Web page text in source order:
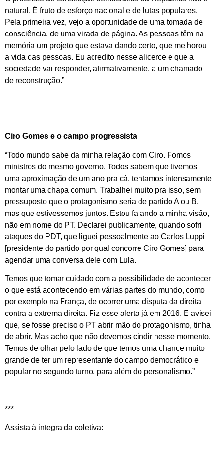
natural. É fruto de esforço nacional e de lutas populares.
Pela primeira vez, vejo a oportunidade de uma tomada de
consciência, de uma virada de página. As pessoas têm na
memória um projeto que estava dando certo, que melhorou
a vida das pessoas. Eu acredito nesse alicerce e que a
sociedade vai responder, afirmativamente, a um chamado
de reconstrução.”
Ciro Gomes e o campo progressista
“Todo mundo sabe da minha relação com Ciro. Fomos
ministros do mesmo governo. Todos sabem que tivemos
uma aproximação de um ano pra cá, tentamos intensamente
montar uma chapa comum. Trabalhei muito pra isso, sem
pressuposto que o protagonismo seria de partido A ou B,
mas que estívessemos juntos. Estou falando a minha visão,
não em nome do PT. Declarei publicamente, quando sofri
ataques do PDT, que liguei pessoalmente ao Carlos Luppi
[presidente do partido por qual concorre Ciro Gomes] para
agendar uma conversa dele com Lula.
Temos que tomar cuidado com a possibilidade de acontecer
o que está acontecendo em várias partes do mundo, como
por exemplo na França, de ocorrer uma disputa da direita
contra a extrema direita. Fiz esse alerta já em 2016. E avisei
que, se fosse preciso o PT abrir mão do protagonismo, tinha
de abrir. Mas acho que não devemos cindir nesse momento.
Temos de olhar pelo lado de que temos uma chance muito
grande de ter um representante do campo democrático e
popular no segundo turno, para além do personalismo.”
***
Assista à integra da coletiva: